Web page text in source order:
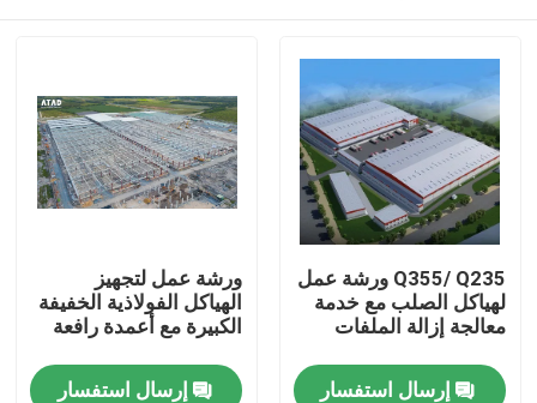
بيت
Q355/ Q235 ورشة عمل
لهياكل الصلب مع خدمة
معالجة إزالة الملفات
إرسال استفسار
ورشة عمل لتجهيز
الهياكل الفولاذية الخفيفة
الكبيرة مع أعمدة رافعة
إرسال استفسار